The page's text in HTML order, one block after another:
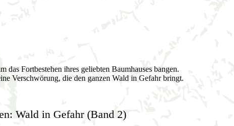
Fortbestehen ihres geliebten Baumhauses bangen.
Verschwörung, die den ganzen Wald in Gefahr bringt.
Wald in Gefahr (Band 2)